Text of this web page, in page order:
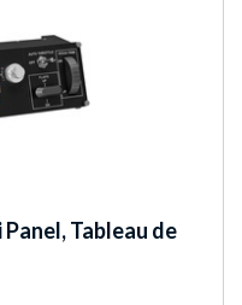
Tableau de